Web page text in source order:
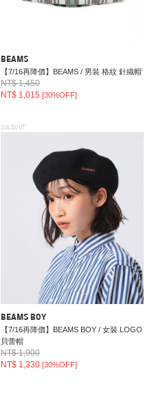
BEAMS
【7/16再降價】BEAMS / 男裝 格紋 針織帽
NT$ 1,450
NT$ 1,015[30%OFF]
SOLDOUT
BEAMS BOY
【7/16再降價】BEAMS BOY / 女裝 LOGO
貝蕾帽
NT$ 1,900
NT$ 1,330[30%OFF]